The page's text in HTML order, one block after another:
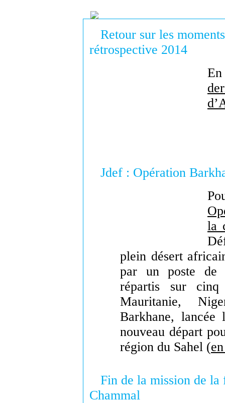
Retour sur les
rétrospective 2014
Jdef : Opération
la
plein désert
par un poste de
répartis sur
Mauritanie,
Barkhane,
nouveau départ
région du Sahel (
Fin de la mission de la
Chammal